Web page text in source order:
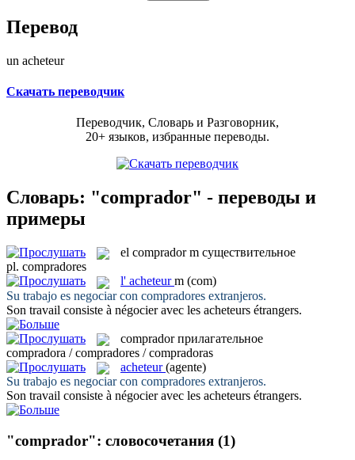
Перевод
un acheteur
Скачать переводчик
Переводчик, Словарь и Разговорник,
20+ языков, избранные переводы.
Словарь: "comprador" - переводы и
примеры
el comprador m существительное
pl. compradores
l' acheteur m (com)
Su trabajo es negociar con compradores extranjeros.
Son travail consiste à négocier avec les acheteurs étrangers.
comprador прилагательное
compradora / compradores / compradoras
acheteur (agente)
Su trabajo es negociar con compradores extranjeros.
Son travail consiste à négocier avec les acheteurs étrangers.
"comprador": словосочетания (1)